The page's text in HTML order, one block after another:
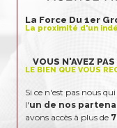
La Force Du 1er
La proximité d'un
VOUS N'AVEZ
LE BIEN QUE VOUS
Si ce n'est pas nous
l'un de nos
avons accès à plus de